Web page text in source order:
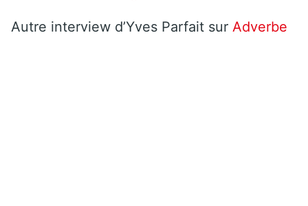
Autre interview d’Yves Parfait sur Adverbe